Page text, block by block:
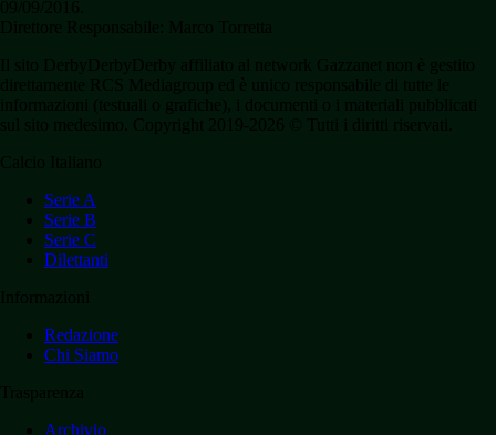
Serie A
Serie B
Serie C
Dilettanti
Redazione
Chi Siamo
Archivio